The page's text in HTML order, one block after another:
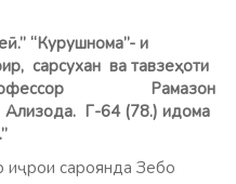
и
сарсухан ва тавзеҳоти
профессор Рамазон
Г-64 (78.) идома
иҷрои сароянда Зебо